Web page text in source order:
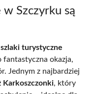
Szczyrku są
szlaki turystyczne
fantastyczna okazja,
Jednym z najbardziej
Karkoszczonki, który